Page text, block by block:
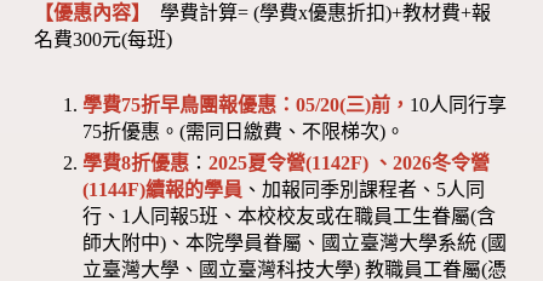
【優惠內容】
學費計算= (學費x優惠折扣)+教材費+報
名費300元(每班)
學費75折早鳥團報優惠：05/20(三)前， 10人同行享
75折優惠。(需同日繳費、不限梯次)。
學費8折優惠 ：2025夏令營(1142F) 、2026冬令營
(1144F)續報的學員 、加報同季別課程者、5人同
行、1人同報5班、本校校友或在職員工生眷屬(含
師大附中)、本院學員眷屬、國立臺灣大學系統 (國
立臺灣大學、國立臺灣科技大學) 教職員工眷屬(憑